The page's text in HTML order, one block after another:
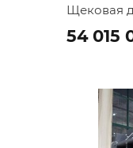
Щековая
54 015